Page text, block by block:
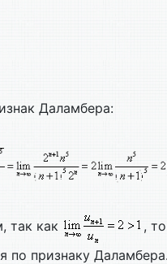
Даламбера:
так как
,
по признаку Даламбера.